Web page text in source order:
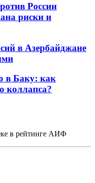
России
риски и
в Азербайджане
в Баку: как
коллапса?
в рейтинге АИФ